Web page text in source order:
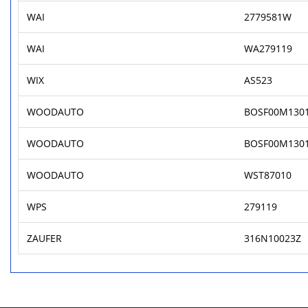
WAI 2779581W
WAI WA279119
WIX AS523
WOODAUTO
WOODAUTO
WOODAUTO WST87010
WPS 279119
ZAUFER 316N10023Z